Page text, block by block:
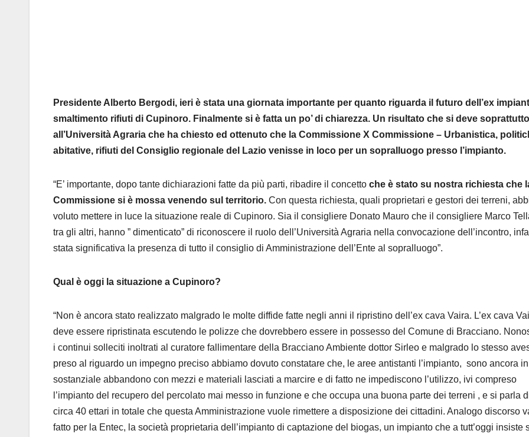
Presidente Alberto Bergodi, ieri è stata una giornata importante per quanto riguarda il futuro dell’ex
smaltimento rifiuti di Cupinoro. Finalmente si è fatta un po’ di chiarezza. Un risultato che si deve soprattutto
all’Università Agraria che ha chiesto ed ottenuto che la Commissione X Commissione – Urbanistica,
abitative, rifiuti del Consiglio regionale del Lazio venisse in loco per un sopralluogo presso l’impianto.
“E’ importante, dopo tante dichiarazioni fatte da più parti, ribadire il concetto che è stato su nostra richiesta che
Commissione si è mossa venendo sul territorio. Con questa richiesta, quali proprietari e gestori dei terreni,
voluto mettere in luce la situazione reale di Cupinoro. Sia il consigliere Donato Mauro che il consigliere Marco
tra gli altri, hanno ” dimenticato” di riconoscere il ruolo dell’Università Agraria nella convocazione dell’incontro,
stata significativa la presenza di tutto il consiglio di Amministrazione dell’Ente al sopralluogo”.
Qual è oggi la situazione a Cupinoro?
“Non è ancora stato realizzato malgrado le molte diffide fatte negli anni il ripristino dell’ex cava Vaira. L’ex cava
deve essere ripristinata escutendo le polizze che dovrebbero essere in possesso del Comune di Bracciano.
i continui solleciti inoltrati al curatore fallimentare della Bracciano Ambiente dottor Sirleo e malgrado lo stesso
preso al riguardo un impegno preciso abbiamo dovuto constatare che, le aree antistanti l’impianto, sono ancora in
sostanziale abbandono con mezzi e materiali lasciati a marcire e di fatto ne impediscono l’utilizzo, ivi compreso
l’impianto del recupero del percolato mai messo in funzione e che occupa una buona parte dei terreni , e si parla
circa 40 ettari in totale che questa Amministrazione vuole rimettere a disposizione dei cittadini. Analogo discorso
fatto per la Entec, la società proprietaria dell’impianto di captazione del biogas, un impianto che a tutt’oggi insiste